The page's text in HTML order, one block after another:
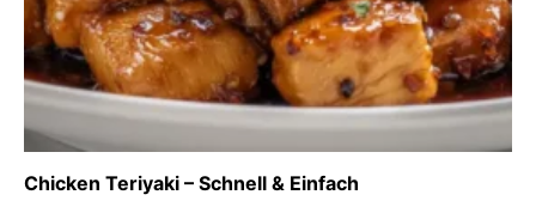
Chicken Teriyaki – Schnell & Einfach